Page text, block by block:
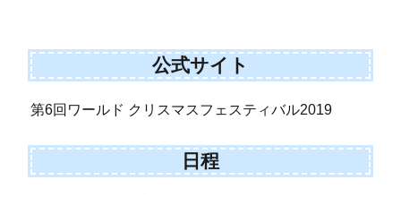
公式サイト
第6回ワールド クリスマスフェスティバル2019
日程